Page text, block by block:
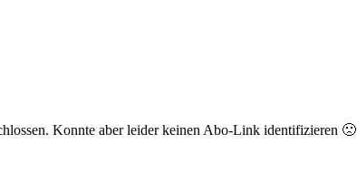
Konnte aber leider keinen Abo-Link identifizieren 🙁